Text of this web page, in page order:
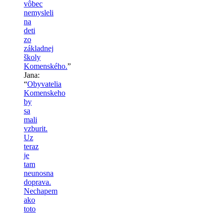
vôbec
nemysleli
na
deti
zo
základnej
školy
Komenského.”
Jana:
“Obyvatelia
Komenskeho
by
sa
mali
vzburit.
Uz
teraz
je
tam
neunosna
doprava.
Nechapem
ako
toto